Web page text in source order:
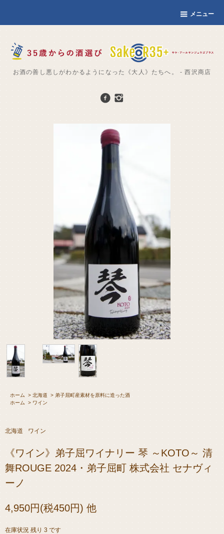
メニュー
お酒の善し悪しがわかるようになった《大人》たちへ。 - 西沢商店
ホーム > 北海道 > 弟子屈町産素材を原料に造った酒
ホーム
> ワイン
北海道 ワイン
《ワイン》弟子屈ワイナリー 琴 ～KOTO～ 清
舞ROUGE 2024・弟子屈町 株式会社 セナヴィ
ーノ
4,950円(税450円) 他
在庫状況 残り 3 です